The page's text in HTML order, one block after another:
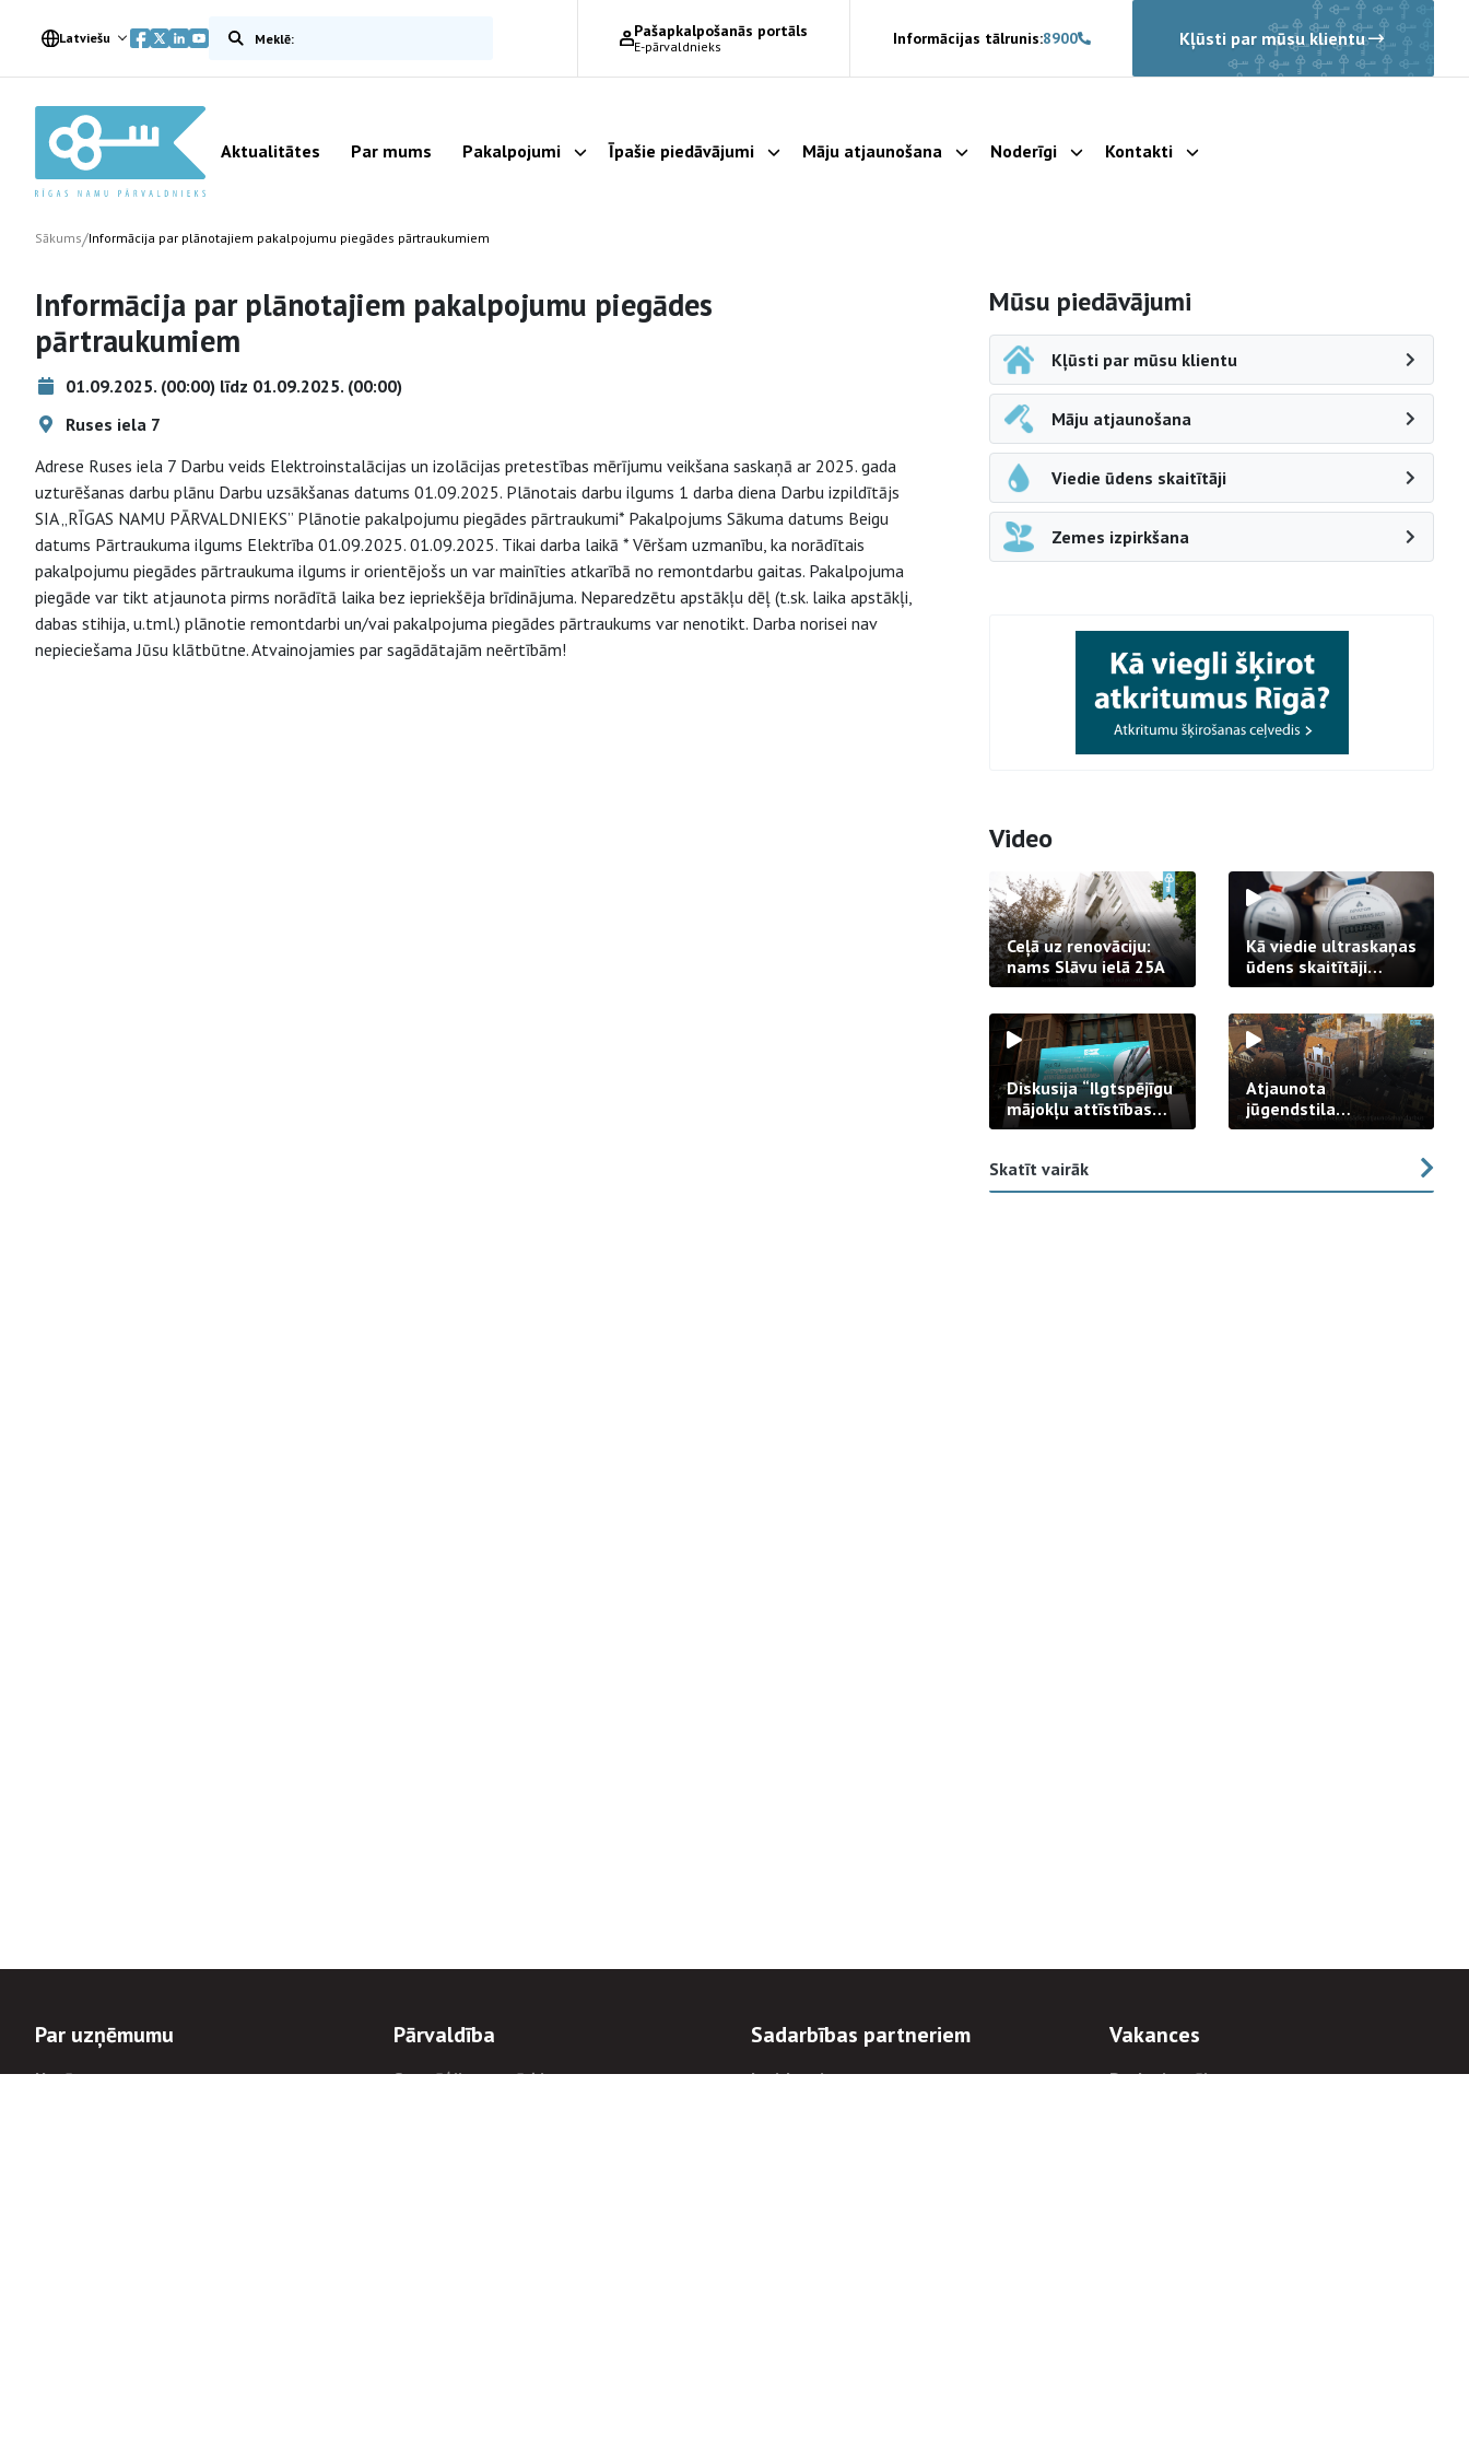
Latviešu Meklēt vietnē Pašapkalpošanās portāls
E-pārvaldnieks Informācijas tālrunis:8900 Kļūsti par mūsu klientu
Aktualitātes Par mums Pakalpojumi Parādīt apakšizvēlni
Īpašie piedāvājumi Parādīt apakšizvēlni
Māju atjaunošana Parādīt apakšizvēlni
Noderīgi Parādīt apakšizvēlni
Kontakti Parādīt apakšizvēlni
Sākums/Informācija par plānotajiem pakalpojumu piegādes pārtraukumiem
Informācija par plānotajiem pakalpojumu piegādes
pārtraukumiem
01.09.2025. (00:00) līdz 01.09.2025. (00:00)
Ruses iela 7
Adrese Ruses iela 7 Darbu veids Elektroinstalācijas un izolācijas pretestības mērījumu veikšana saskaņā ar 2025. gada
uzturēšanas darbu plānu Darbu uzsākšanas datums 01.09.2025. Plānotais darbu ilgums 1 darba diena Darbu izpildītājs
SIA „RĪGAS NAMU PĀRVALDNIEKS” Plānotie pakalpojumu piegādes pārtraukumi* Pakalpojums Sākuma datums Beigu
datums Pārtraukuma ilgums Elektrība 01.09.2025. 01.09.2025. Tikai darba laikā * Vēršam uzmanību, ka norādītais
pakalpojumu piegādes pārtraukuma ilgums ir orientējošs un var mainīties atkarībā no remontdarbu gaitas. Pakalpojuma
piegāde var tikt atjaunota pirms norādītā laika bez iepriekšēja brīdinājuma. Neparedzētu apstākļu dēļ (t.sk. laika apstākļi,
dabas stihija, u.tml.) plānotie remontdarbi un/vai pakalpojuma piegādes pārtraukums var nenotikt. Darba norisei nav
nepieciešama Jūsu klātbūtne. Atvainojamies par sagādātajām neērtībām!
Sāna navigācija
Mūsu piedāvājumi
Kļūsti par mūsu klientu
Māju atjaunošana
Viedie ūdens skaitītāji
Zemes izpirkšana
Video
Ceļā uz renovāciju:
nams Slāvu ielā 25A
Kā viedie ultraskaņas
ūdens skaitītāji
strādā praksē
Diskusija “Ilgtspējīgu
mājokļu attīstības
izaicinājums”
Atjaunota
jūgendstila
arhitektūras pērles
Skatīt vairāk
Par uzņēmumu
Uzņēmums
Pārvaldība
Stratēģija un mērķi
Sadarbības partneriem
Iepirkumi
Vakances
Darba iespējas